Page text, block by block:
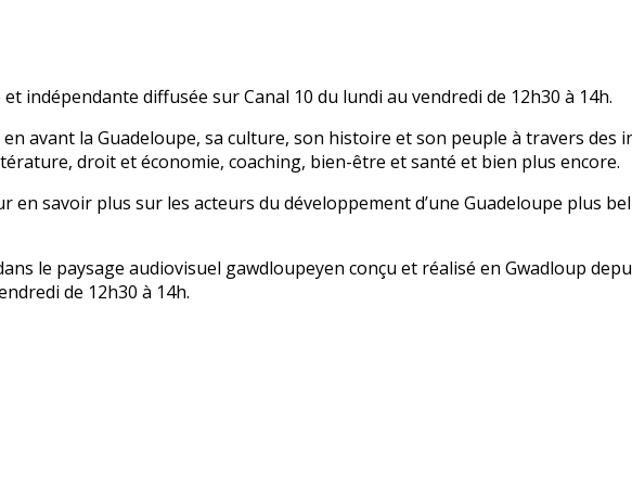
indépendante diffusée sur Canal 10 du lundi au vendredi de 12h30 à 14h.
avant la Guadeloupe, sa culture, son histoire et son peuple à travers
droit et économie, coaching, bien-être et santé et bien plus encore.
en savoir plus sur les acteurs du développement d’une Guadeloupe plus
le paysage audiovisuel gawdloupeyen conçu et réalisé en Gwadloup
de 12h30 à 14h.